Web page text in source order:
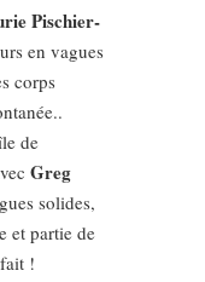
Pischier-
en vagues
corps
de
Greg
solides,
et partie de
!